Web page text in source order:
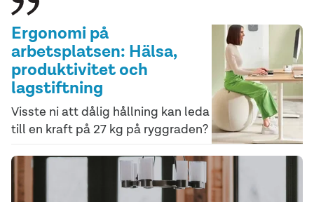
Ergonomi på
arbetsplatsen: Hälsa,
produktivitet och
lagstiftning
Visste ni att dålig hållning kan leda
till en kraft på 27 kg på ryggraden?